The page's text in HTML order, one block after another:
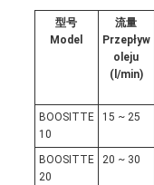
型号
Model
流量
Przepływ
oleju
(l/min)
BOOSITTE
10
15 ~ 25
BOOSITTE
20
20 ~ 30